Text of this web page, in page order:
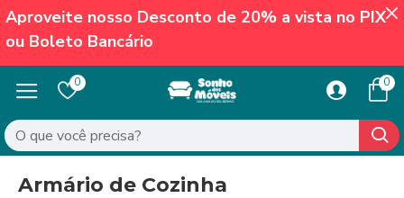
Aproveite nosso Desconto de 20% a vista no PIX
ou Boleto Bancário
0 0
Armário de Cozinha